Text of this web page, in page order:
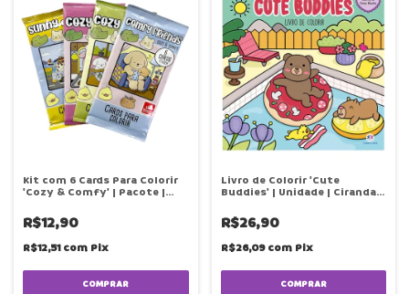
Kit com 6 Cards Para Colorir
'Cozy & Comfy' | Pacote |
R$12,90
R$12,51com Pix
COMPRAR
Livro de Colorir 'Cute
Buddies' | Unidade | Ciranda
R$26,90
R$26,09com Pix